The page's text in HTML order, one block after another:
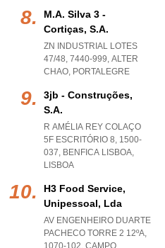
M.a. Silva 3 -
Cortiças, S.a.
ZN INDUSTRIAL LOTES
47/48, 7440-999, ALTER
CHAO, PORTALEGRE
3jb - Construções,
S.a.
R AMÉLIA REY COLAÇO
5F ESCRITÓRIO 8, 1500-
037, BENFICA LISBOA,
LISBOA
H3 Food Service,
Unipessoal, Lda
AV ENGENHEIRO DUARTE
PACHECO TORRE 2 12ºA,
1070-102, CAMPO